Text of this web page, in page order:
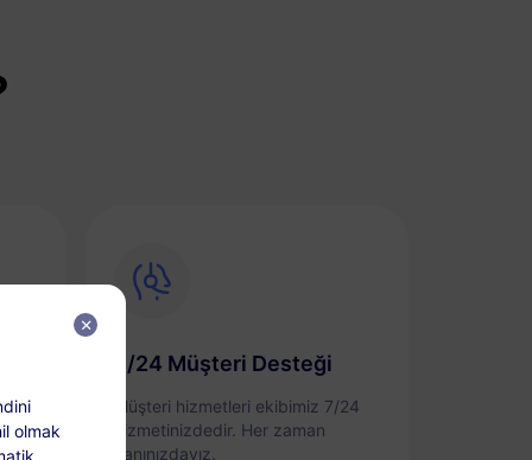
7/24 Müşteri Desteği
Müşteri hizmetleri ekibimiz 7/24
hizmetinizdedir. Her zaman
yanınızdayız.
olmak